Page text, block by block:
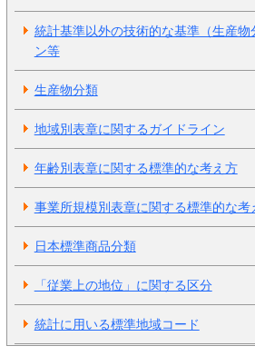
統計基準以外の技術的な基準（生産物
ン等
生産物分類
地域別表章に関するガイドライン
年齢別表章に関する標準的な考え方
事業所規模別表章に関する標準的な考
日本標準商品分類
「従業上の地位」に関する区分
統計に用いる標準地域コード